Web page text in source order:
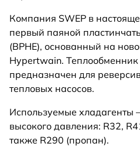
Компания SWEP в
первый паяной
(BPHE), основанный на
Hypertwain.
предназначен для
тепловых насосов.
Используемые хладагенты
высокого давления: R32,
также R290 (пропан).